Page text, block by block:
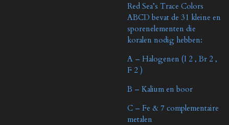
Red Sea’s Trace Colors
ABCD bevat de 31 kleine en
sporenelementen die
koralen nodig hebben:
A – Halogenen (I 2 , Br 2 ,
F 2 )
B – Kalium en boor
C – Fe & 7 complementaire
metalen